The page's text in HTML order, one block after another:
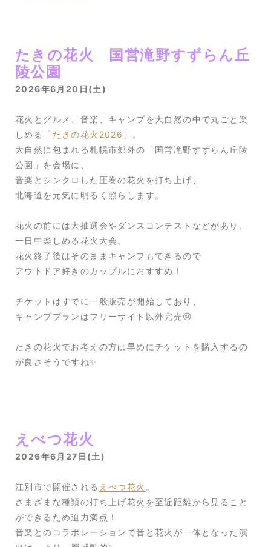
たきの花火 国営滝野すずらん丘
陵公園
2026年6月20日(土)
花火とグルメ、音楽、キャンプを大自然の中で丸ごと楽
しめる「 たきの花火2026 」。
大自然に包まれる札幌市郊外の「国営滝野すずらん丘陵
公園」を会場に、
音楽とシンクロした圧巻の花火を打ち上げ、
北海道を元気に明るく照らします。
花火の前には大抽選会やダンスコンテストなどがあり、
一日中楽しめる花火大会。
花火終了後はそのままキャンプもできるので
アウトドア好きのカップルにおすすめ！
チケットはすでに一般販売が開始しており、
キャンププランはフリーサイト以外完売😢
たきの花火でお考えの方は早めにチケットを購入するの
が良さそうですね✨
えべつ花火
2026年6月27日(土)
江別市で開催される えべつ花火 。
さまざまな種類の打ち上げ花火を至近距離から見ること
ができるため迫力満点！
音楽とのコラボレーションで音と花火が一体となった演